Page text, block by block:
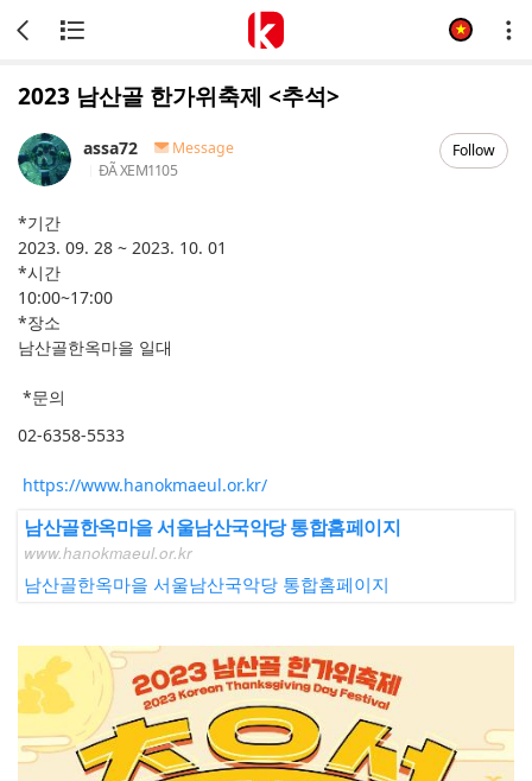
2023 남산골 한가위축제 <추석>
assa72
Message
ĐÃ XEM1105
Follow
*기간
2023. 09. 28 ~ 2023. 10. 01
*시간
10:00~17:00
*장소
남산골한옥마을 일대
*문의
02-6358-5533
https://www.hanokmaeul.or.kr/
남산골한옥마을 서울남산국악당 통합홈페이지
www.hanokmaeul.or.kr
남산골한옥마을 서울남산국악당 통합홈페이지